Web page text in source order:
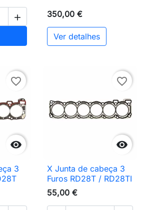

ao carrinho
350,00 €
Ver detalhes

favorite_border
3

favorite_border
X Junta de cabeça 3
Furos RD28T / RD28TI
55,00 €